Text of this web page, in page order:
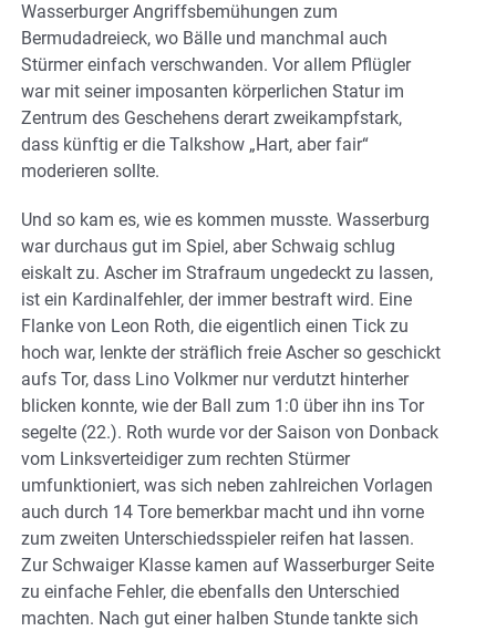
Wasserburger Angriffsbemühungen zum
Bermudadreieck, wo Bälle und manchmal auch
Stürmer einfach verschwanden. Vor allem Pflügler
war mit seiner imposanten körperlichen Statur im
Zentrum des Geschehens derart zweikampfstark,
dass künftig er die Talkshow „Hart, aber fair“
moderieren sollte.
Und so kam es, wie es kommen musste. Wasserburg
war durchaus gut im Spiel, aber Schwaig schlug
eiskalt zu. Ascher im Strafraum ungedeckt zu lassen,
ist ein Kardinalfehler, der immer bestraft wird. Eine
Flanke von Leon Roth, die eigentlich einen Tick zu
hoch war, lenkte der sträflich freie Ascher so geschickt
aufs Tor, dass Lino Volkmer nur verdutzt hinterher
blicken konnte, wie der Ball zum 1:0 über ihn ins Tor
segelte (22.). Roth wurde vor der Saison von Donback
vom Linksverteidiger zum rechten Stürmer
umfunktioniert, was sich neben zahlreichen Vorlagen
auch durch 14 Tore bemerkbar macht und ihn vorne
zum zweiten Unterschiedsspieler reifen hat lassen.
Zur Schwaiger Klasse kamen auf Wasserburger Seite
zu einfache Fehler, die ebenfalls den Unterschied
machten. Nach gut einer halben Stunde tankte sich